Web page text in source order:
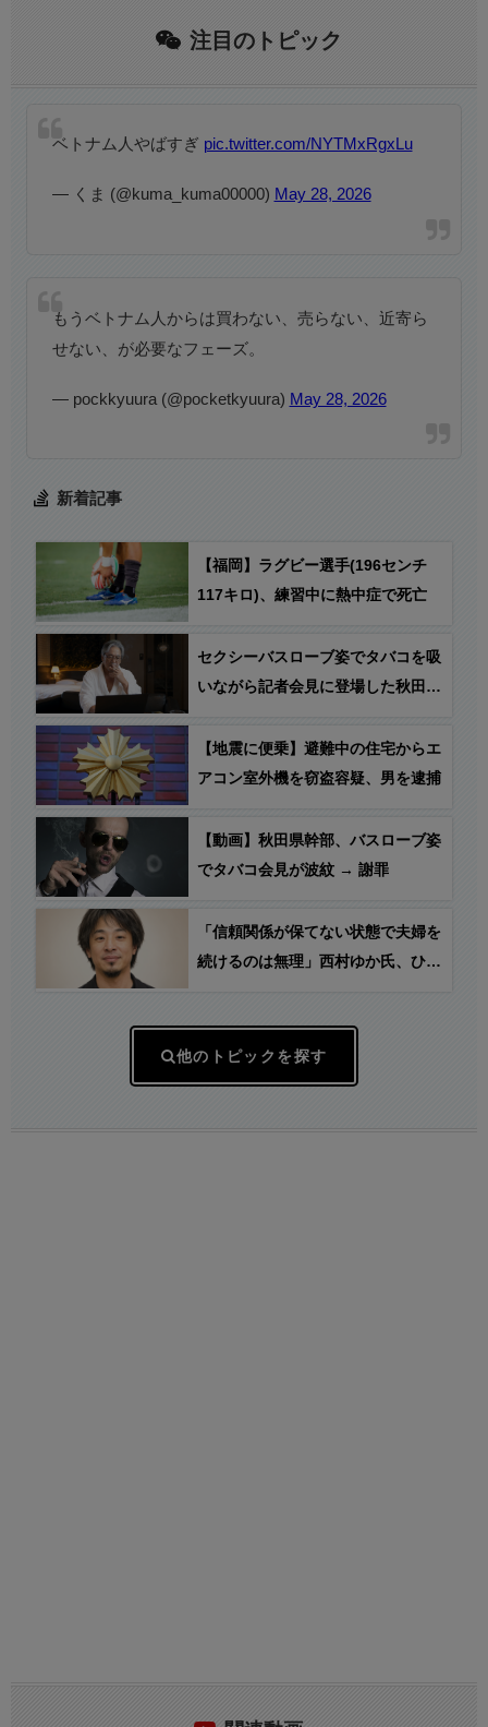
注目のトピック
ベトナム人やばすぎ pic.twitter.com/NYTMxRgxLu
— くま (@kuma_kuma00000) May 28, 2026
もうベトナム人からは買わない、売らない、近寄ら
せない、が必要なフェーズ。
— pockkyuura (@pocketkyuura) May 28, 2026
新着記事
【福岡】ラグビー選手(196センチ
117キロ)、練習中に熱中症で死亡
セクシーバスローブ姿でタバコを吸
いながら記者会見に登場した秋田県
ラブホテル、“ドルフィンイマージ
ュ202号室”からのリモートだった
【地震に便乗】避難中の住宅からエ
アコン室外機を窃盗容疑、男を逮捕
【動画】秋田県幹部、バスローブ姿
でタバコ会見が波紋 → 謝罪
「信頼関係が保てない状態で夫婦を
続けるのは無理」西村ゆか氏、ひろ
他のトピックを探す